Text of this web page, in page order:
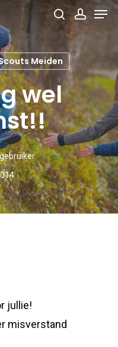
search
Meiden
wel
jullie!
misverstand